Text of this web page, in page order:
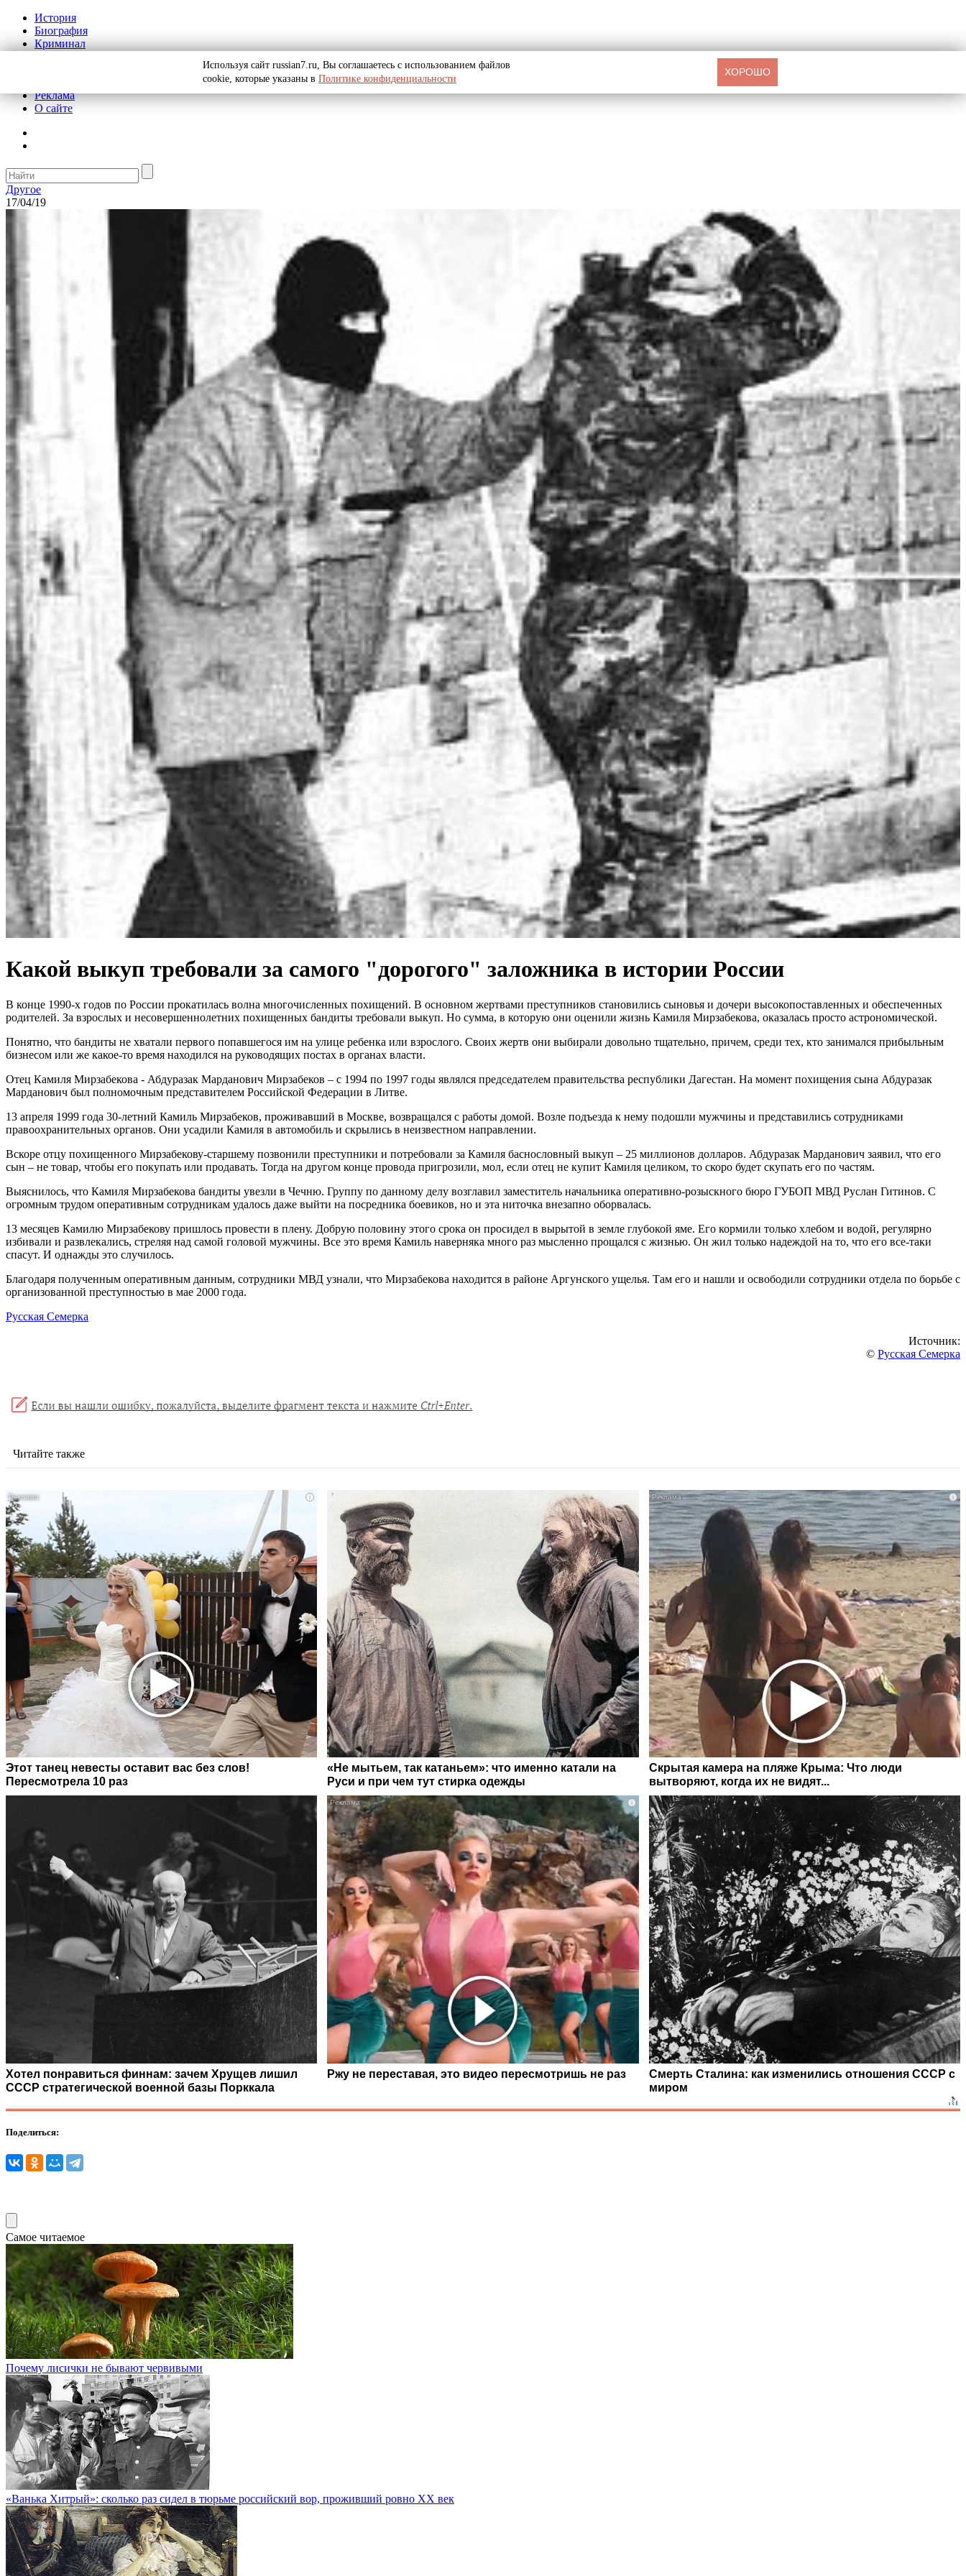
История
Биография
Криминал
Реклама
О сайте
Другое
17/04/19
Какой выкуп требовали за самого "дорогого" заложника в истории России
В конце 1990-х годов по России прокатилась волна многочисленных похищений. В основном жертвами преступников становились сыновья и дочери высокопоставленных и обеспеченных
родителей. За взрослых и несовершеннолетних похищенных бандиты требовали выкуп. Но сумма, в которую они оценили жизнь Камиля Мирзабекова, оказалась просто астрономической.
Понятно, что бандиты не хватали первого попавшегося им на улице ребенка или взрослого. Своих жертв они выбирали довольно тщательно, причем, среди тех, кто занимался прибыльным
бизнесом или же какое-то время находился на руководящих постах в органах власти.
Отец Камиля Мирзабекова - Абдуразак Марданович Мирзабеков – с 1994 по 1997 годы являлся председателем правительства республики Дагестан. На момент похищения сына Абдуразак
Марданович был полномочным представителем Российской Федерации в Литве.
13 апреля 1999 года 30-летний Камиль Мирзабеков, проживавший в Москве, возвращался с работы домой. Возле подъезда к нему подошли мужчины и представились сотрудниками
правоохранительных органов. Они усадили Камиля в автомобиль и скрылись в неизвестном направлении.
Вскоре отцу похищенного Мирзабекову-старшему позвонили преступники и потребовали за Камиля баснословный выкуп – 25 миллионов долларов. Абдуразак Марданович заявил, что его
сын – не товар, чтобы его покупать или продавать. Тогда на другом конце провода пригрозили, мол, если отец не купит Камиля целиком, то скоро будет скупать его по частям.
Выяснилось, что Камиля Мирзабекова бандиты увезли в Чечню. Группу по данному делу возглавил заместитель начальника оперативно-розыскного бюро ГУБОП МВД Руслан Гитинов. С
огромным трудом оперативным сотрудникам удалось даже выйти на посредника боевиков, но и эта ниточка внезапно оборвалась.
13 месяцев Камилю Мирзабекову пришлось провести в плену. Добрую половину этого срока он просидел в вырытой в земле глубокой яме. Его кормили только хлебом и водой, регулярно
избивали и развлекались, стреляя над самой головой мужчины. Все это время Камиль наверняка много раз мысленно прощался с жизнью. Он жил только надеждой на то, что его все-таки
спасут. И однажды это случилось.
Благодаря полученным оперативным данным, сотрудники МВД узнали, что Мирзабекова находится в районе Аргунского ущелья. Там его и нашли и освободили сотрудники отдела по борьбе с
организованной преступностью в мае 2000 года.
Русская Семерка
Источник:
© Русская Семерка
Читайте также
i
Этот танец невесты оставит вас без слов!
Пересмотрела 10 раз
«Не мытьем, так катаньем»: что именно катали на
Руси и при чем тут стирка одежды
i
Скрытая камера на пляже Крыма: Что люди
вытворяют, когда их не видят...
Хотел понравиться финнам: зачем Хрущев лишил
СССР стратегической военной базы Порккала
i
Ржу не переставая, это видео пересмотришь не раз
Смерть Сталина: как изменились отношения СССР с
миром
Поделиться:
Самое читаемое
Почему лисички не бывают червивыми
«Ванька Хитрый»: сколько раз сидел в тюрьме российский вор, проживший ровно ХХ век
Используя сайт russian7.ru, Вы соглашаетесь с использованием файлов
cookie, которые указаны в Политике конфиденциальности
ХОРОШО